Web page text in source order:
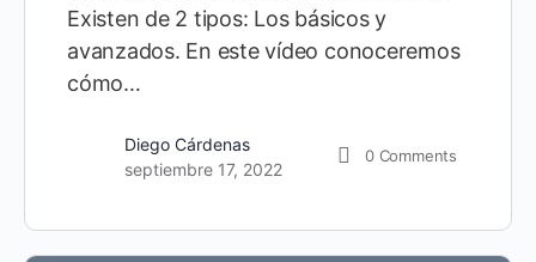
Existen de 2 tipos: Los básicos y
avanzados. En este vídeo conoceremos
cómo…
Diego Cárdenas
septiembre 17, 2022
0 Comments